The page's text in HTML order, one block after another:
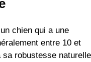
chien qui a une
entre 10 et
robustesse naturelle